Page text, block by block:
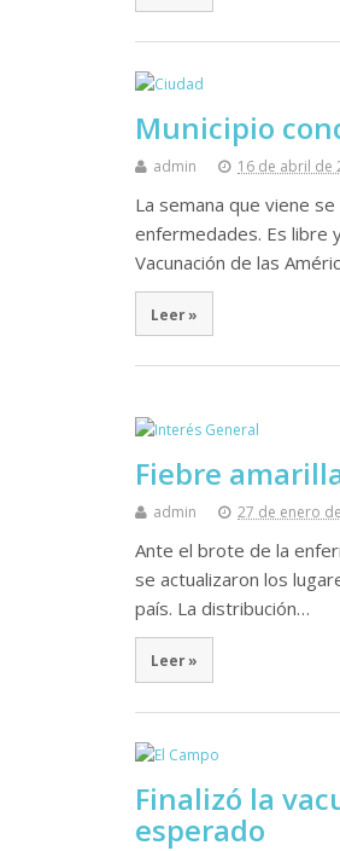
Municipio
admin 16 de abril de
La semana que viene
enfermedades. Es libre
Vacunación de las
Leer »
Fiebre
admin 27 de enero
Ante el brote de la
se actualizaron los
país. La distribución…
Leer »
Finalizó la
esperado